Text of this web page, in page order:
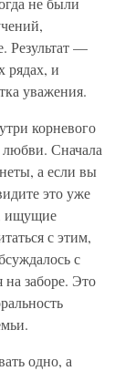
Результат —
рядах, и
уважения.
корневого
Сначала
а если вы
это уже
ищущие
с этим,
с
заборе. Это
одно, а